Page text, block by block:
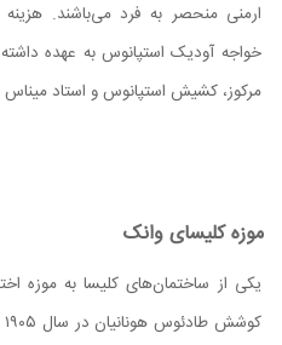
ارمنی منحصر به فرد می‌باشند.
خواجه آودیک استپانوس به عهده
مرکوز، کشیش استپانوس و استاد میناس
موزه کلیسای وانک
یکی از ساختمان‌های کلیسا به موزه